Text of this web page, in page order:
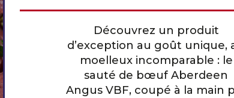
Découvrez un produit
d’exception au goût unique,
moelleux incomparable : le
sauté de bœuf Aberdeen
Angus VBF, coupé à la main